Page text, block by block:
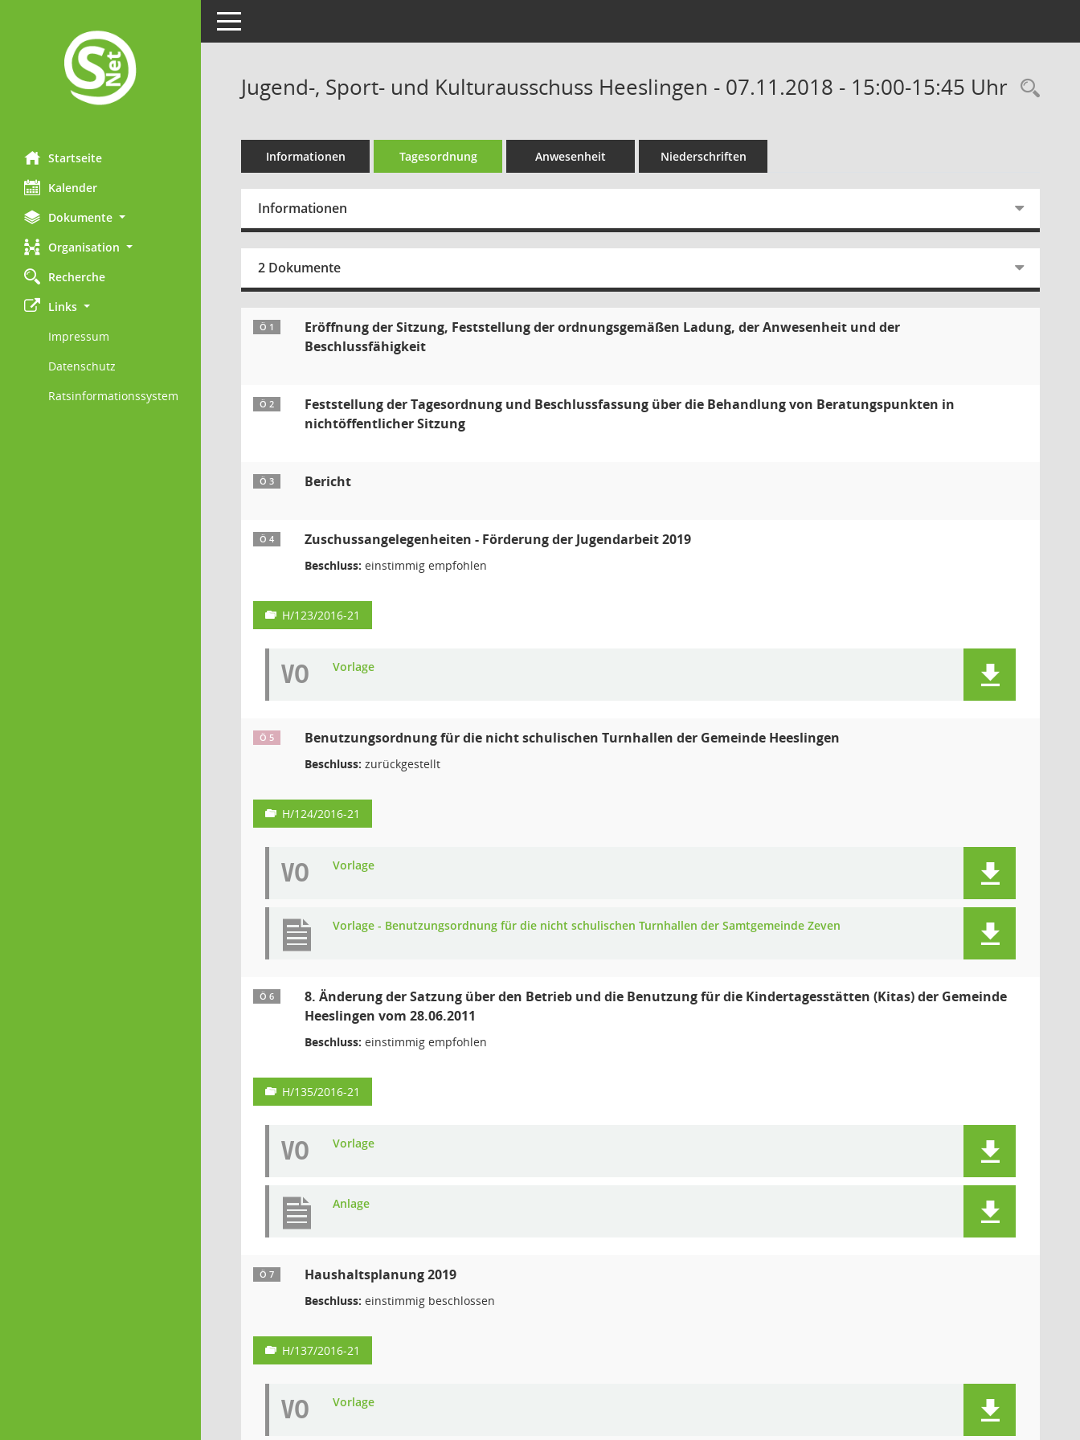
Startseite
Kalender
Dokumente
Organisation
Recherche
Links
Impressum
Datenschutz
Ratsinformationssystem
Toggle navigation
Jugend-, Sport- und Kulturausschuss Heeslingen - 07.11.2018 - 15:00-15:45 Uhr
Informationen Tagesordnung Anwesenheit Niederschriften
Informationen
2 Dokumente
Ö 1
Eröffnung der Sitzung, Feststellung der ordnungsgemäßen Ladung, der Anwesenheit und der
Beschlussfähigkeit
Ö 2
Feststellung der Tagesordnung und Beschlussfassung über die Behandlung von Beratungspunkten in
nichtöffentlicher Sitzung
Ö 3 Bericht
Ö 4 Zuschussangelegenheiten - Förderung der Jugendarbeit 2019
Beschluss: einstimmig empfohlen
H/123/2016-21
VO Vorlage
Ö 5 Benutzungsordnung für die nicht schulischen Turnhallen der Gemeinde Heeslingen
Beschluss: zurückgestellt
H/124/2016-21
VO Vorlage
Vorlage - Benutzungsordnung für die nicht schulischen Turnhallen der Samtgemeinde Zeven
Ö 6
8. Änderung der Satzung über den Betrieb und die Benutzung für die Kindertagesstätten (Kitas) der Gemeinde
Heeslingen vom 28.06.2011
Beschluss: einstimmig empfohlen
H/135/2016-21
VO Vorlage
Anlage
Ö 7 Haushaltsplanung 2019
Beschluss: einstimmig beschlossen
H/137/2016-21
VO Vorlage